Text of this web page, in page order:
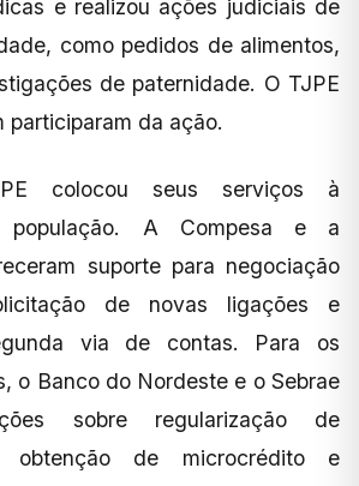
e realizou ações judiciais de
como pedidos de alimentos,
de paternidade. O TJPE
participaram da ação.
colocou seus serviços à
população. A Compesa e a
suporte para negociação
de novas ligações e
via de contas. Para os
o Banco do Nordeste e o Sebrae
sobre regularização de
obtenção de microcrédito e